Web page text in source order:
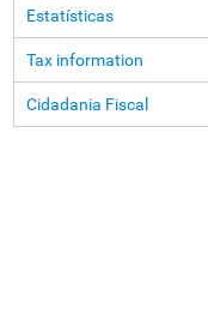
Estatísticas
Tax information
Cidadania Fiscal